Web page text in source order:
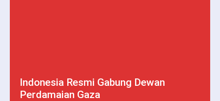
Indonesia Resmi Gabung Dewan
Perdamaian Gaza